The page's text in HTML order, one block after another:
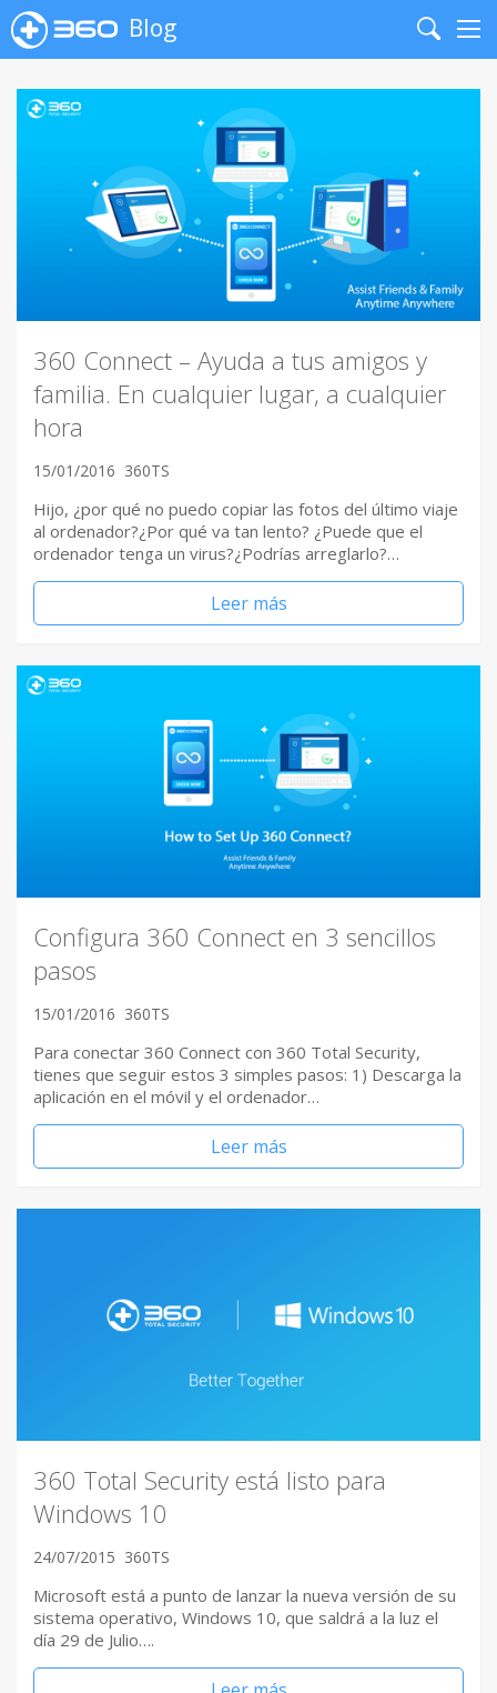
Blog
Search
360 Connect – Ayuda a tus amigos y
familia. En cualquier lugar, a cualquier
hora
15/01/2016 360TS
Hijo, ¿por qué no puedo copiar las fotos del último viaje
al ordenador?¿Por qué va tan lento? ¿Puede que el
ordenador tenga un virus?¿Podrías arreglarlo?…
Leer más
Configura 360 Connect en 3 sencillos
pasos
15/01/2016 360TS
Para conectar 360 Connect con 360 Total Security,
tienes que seguir estos 3 simples pasos: 1) Descarga la
aplicación en el móvil y el ordenador…
Leer más
360 Total Security está listo para
Windows 10
24/07/2015 360TS
Microsoft está a punto de lanzar la nueva versión de su
sistema operativo, Windows 10, que saldrá a la luz el
día 29 de Julio….